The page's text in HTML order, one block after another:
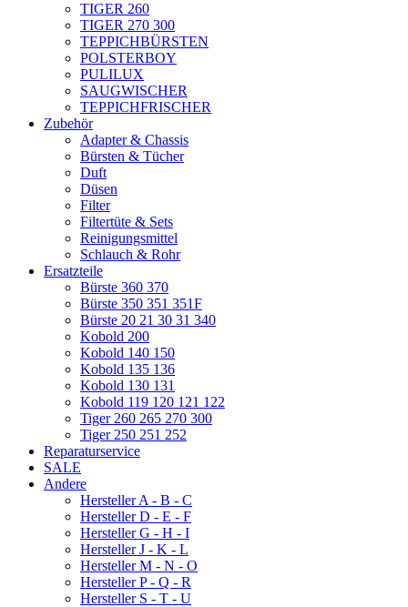
TIGER 260
TIGER 270 300
TEPPICHBÜRSTEN
POLSTERBOY
PULILUX
SAUGWISCHER
TEPPICHFRISCHER
Zubehör
Adapter & Chassis
Bürsten & Tücher
Duft
Düsen
Filter
Filtertüte & Sets
Reinigungsmittel
Schlauch & Rohr
Ersatzteile
Bürste 360 370
Bürste 350 351 351F
Bürste 20 21 30 31 340
Kobold 200
Kobold 140 150
Kobold 135 136
Kobold 130 131
Kobold 119 120 121 122
Tiger 260 265 270 300
Tiger 250 251 252
Reparaturservice
SALE
Andere
Hersteller A - B - C
Hersteller D - E - F
Hersteller G - H - I
Hersteller J - K - L
Hersteller M - N - O
Hersteller P - Q - R
Hersteller S - T - U